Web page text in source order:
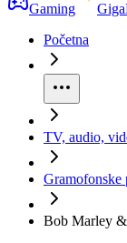
Gaming
Početna
TV, audio,
Gramofonske
Bob Marley